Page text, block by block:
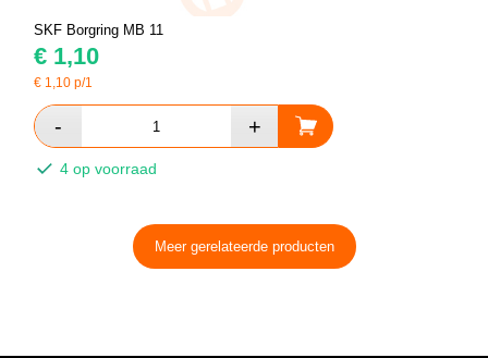
SKF Borgring MB 11
€ 1,10
€ 1,10 p/1
4 op voorraad
Meer gerelateerde producten